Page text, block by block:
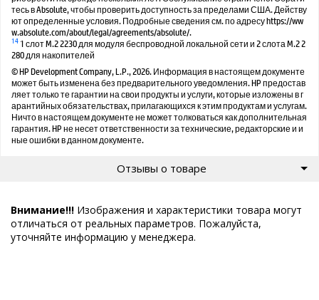
тесь в Absolute, чтобы проверить доступность за пределами США. Действу
ют определенные условия. Подробные сведения см. по адресу https://ww
w.absolute.com/about/legal/agreements/absolute/.
14 1 слот M.2 2230 для модуля беспроводной локальной сети и 2 слота M.2 2
280 для накопителей
© HP Development Company, L.P., 2026. Информация в настоящем документе
может быть изменена без предварительного уведомления. HP предостав
ляет только те гарантии на свои продукты и услуги, которые изложены в г
арантийных обязательствах, прилагающихся к этим продуктам и услугам.
Ничто в настоящем документе не может толковаться как дополнительная
гарантия. HP не несет ответственности за технические, редакторские и и
ные ошибки в данном документе.
Отзывы о товаре
Внимание!!! Изображения и характеристики товара могут
отличаться от реальных параметров. Пожалуйста,
уточняйте информацию у менеджера.